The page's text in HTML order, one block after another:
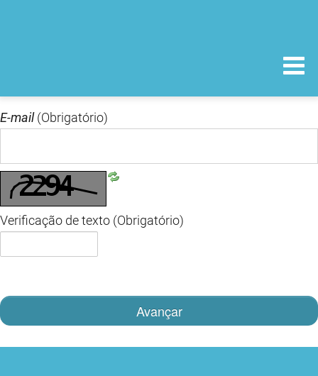
E-mail (Obrigatório)
Verificação de texto (Obrigatório)
Avançar